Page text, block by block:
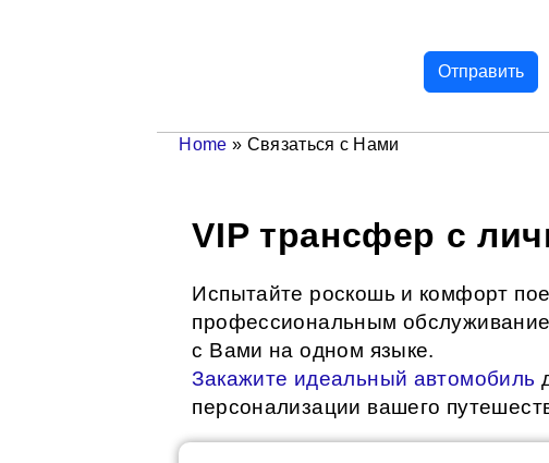
Отправить
Home » Связаться с Нами
VIP трансфер с
Испытайте роскошь и комфорт
профессиональным
с Вами на одном языке.
Закажите идеальный автомобиль
персонализации вашего